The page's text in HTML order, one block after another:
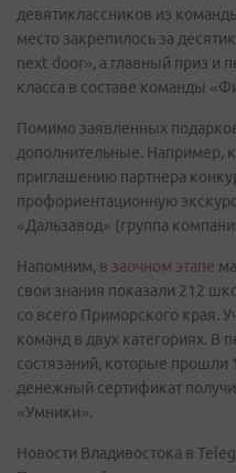
девятиклассников из
место закрепилось за
next door», а главный приз и
класса в составе команды
Помимо заявленных
дополнительные. Например,
приглашению партнера
профориентационную
«Дальзавод» (группа
Напомним, в заочном этапе
свои знания показали 212
со всего Приморского края.
команд в двух категориях. В
состязаний, которые прошли
денежный сертификат
«Умники».
Новости Владивостока в